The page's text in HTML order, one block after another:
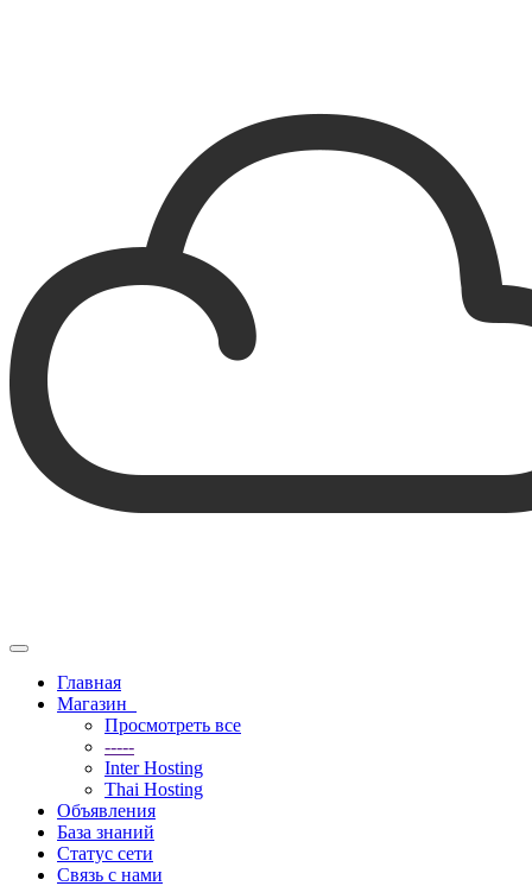
Переключить
навигациюГлавная
Магазин
Просмотреть все
-----
Inter Hosting
Thai Hosting
Объявления
База знаний
Статус сети
Связь с нами